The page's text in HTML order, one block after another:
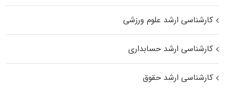
کارشناسی ارشد علوم ورزشی
کارشناسی ارشد حسابداری
کارشناسی ارشد حقوق